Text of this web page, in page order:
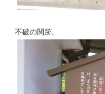
不破の関跡。